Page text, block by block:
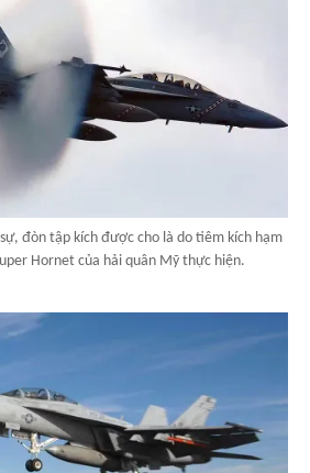
đòn tập kích được cho là do tiêm kích hạm
Hornet của hải quân Mỹ thực hiện.